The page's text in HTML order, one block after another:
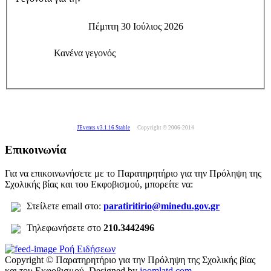
Πέμπτη 30 Ιούλιος 2026
Κανένα γεγονός
JEvents v3.1.16 Stable Copyright © 2006-2014
Επικοινωνία
Για να επικοινωνήσετε με το Παρατηρητήριο για την Πρόληψη της
Σχολικής βίας και του Εκφοβισμού, μπορείτε να:
Στείλετε email στο: paratiritirio@minedu.gov.gr
Τηλεφωνήσετε στο 210.3442496
Ροή Ειδήσεων
Copyright © Παρατηρητήριο για την Πρόληψη της Σχολικής βίας